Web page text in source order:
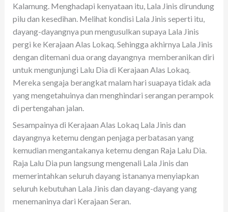
Kalamung. Menghadapi kenyataan itu, Lala Jinis dirundung
pilu dan kesedihan. Melihat kondisi Lala Jinis seperti itu,
dayang-dayangnya pun mengusulkan supaya Lala Jinis
pergi ke Kerajaan Alas Lokaq. Sehingga akhirnya Lala Jinis
dengan ditemani dua orang dayangnya memberanikan diri
untuk mengunjungi Lalu Dia di Kerajaan Alas Lokaq.
Mereka sengaja berangkat malam hari suapaya tidak ada
yang mengetahuinya dan menghindari serangan perampok
di pertengahan jalan.
Sesampainya di Kerajaan Alas Lokaq Lala Jinis dan
dayangnya ketemu dengan penjaga perbatasan yang
kemudian mengantakanya ketemu dengan Raja Lalu Dia.
Raja Lalu Dia pun langsung mengenali Lala Jinis dan
memerintahkan seluruh dayang istananya menyiapkan
seluruh kebutuhan Lala Jinis dan dayang-dayang yang
menemaninya dari Kerajaan Seran.